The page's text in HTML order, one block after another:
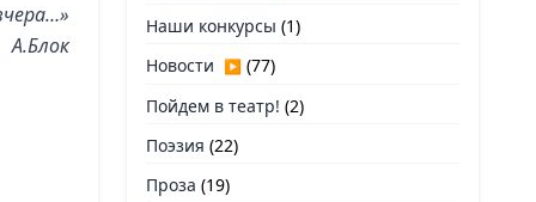
А.Блок
Наши конкурсы (1)
Новости ▶ (77)
Пойдем в театр! (2)
Поэзия (22)
Проза (19)